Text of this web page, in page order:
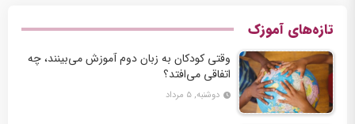
تازه‌های آموزک
وقتی کودکان به زبان دوم آموزش می‌بینند، چه
اتفاقی می‌افتد؟
دوشنبه, ۵ مرداد